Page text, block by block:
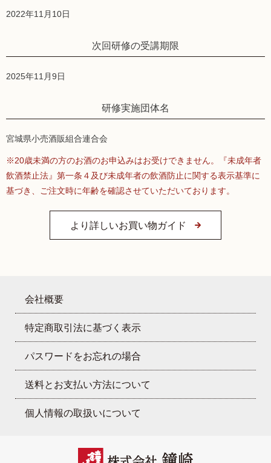
2022年11月10日
次回研修の受講期限
2025年11月9日
研修実施団体名
宮城県小売酒販組合連合会
※20歳未満の方のお酒のお申込みはお受けできません。『未成年者
飲酒禁止法』第一条４及び未成年者の飲酒防止に関する表示基準に
基づき、ご注文時に年齢を確認させていただいております。
より詳しいお買い物ガイド
会社概要
特定商取引法に基づく表示
パスワードをお忘れの場合
送料とお支払い方法について
個人情報の取扱いについて